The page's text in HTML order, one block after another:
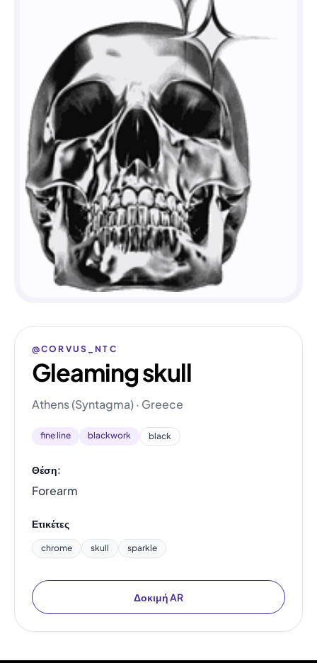
@CORVUS_NTC
Gleaming skull
Athens (Syntagma) · Greece
fine line blackwork black
Θέση:
Forearm
Ετικέτες
chrome skull sparkle
Δοκιμή AR